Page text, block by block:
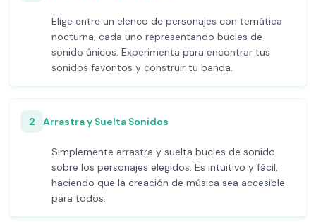
Elige entre un elenco de personajes con temática
nocturna, cada uno representando bucles de
sonido únicos. Experimenta para encontrar tus
sonidos favoritos y construir tu banda.
2 Arrastra y Suelta Sonidos
Simplemente arrastra y suelta bucles de sonido
sobre los personajes elegidos. Es intuitivo y fácil,
haciendo que la creación de música sea accesible
para todos.